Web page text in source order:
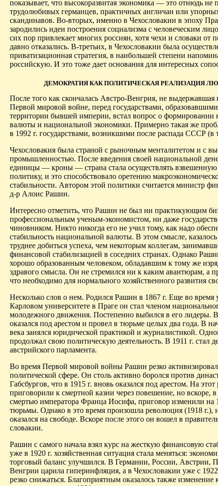
показывает, что высокоразвитая экономика — это отнюдь не
трудолюбивых германцев, практичных англичан или
скандинавов. Во-вторых, именно в Чехословакии в эпоху
зародились идеи построения социализма с человеческим
сих пор привлекает многих россиян, хотя чехи и словаки от
давно отказались. В-третьих, в Чехословакии была
приватизационная стратегия, в наибольшей степени
российскую. И это тоже дает основания для интересных
ДЕМОКРАТИЯ КАК ПОЛИТИЧЕСКАЯ РЕАЛИЗАЦИЯ
После того как скончалась Австро-Венгрия, не выдержавшая
Первой мировой войне, перед государствами,
территории бывшей империи, встал вопрос о формировании
валюты и национальной экономики. Примерно такая же
в 1992 г. государствами, возникшими после распада СССР (в
Чехословакия была страной с рыночным менталитетом и с
промышленностью. После введения своей национальной
единицы — кроны — страна стала осуществлять
политику, и это способствовало оретению
стабильности. Автором этой политики считается министр
д-р Алоис Рашин.
Интересно отметить, что Рашин не был ни практикующим
профессиональным ученым-экономистом, ни даже
чиновником. Никто никогда его не учил тому, как надо
стабильность национальной валюты. В этом смысле,
труднее добиться успеха, чем некоторым коллегам,
финансовой стабилизацией в соседних странах. Однако
хорошо образованным человеком, обладавшим к тому же
здравого смысла. Он не стремился ни к каким авантюрам, а
что необходимо для нормального хозяйственного развития
Несколько слов о нем. Родился Рашин в 1867 г. Еще во время
Карловом университете в Праге он стал членом
молодежного движения. Постепенно выбился в его лидеры.
оказался под арестом и провел в тюрьме целых два года. В
века занялся юридической практикой и журналистикой.
продолжал свою политическую деятельность. В 1911 г. стал
австрийского парламента.
Во время Первой мировой войны Рашин резко
политиче­ской сфере. Он столь активно боролся против
Габсбургов, что в 1915 г. вновь оказался под арестом. На этот
приговорили к смертной казни через повешение, но вскоре, в
смертью императора Франца Иосифа, приговор изменили на
тюрьмы. Однако в это время произошла революция (1918 г.),
оказался на свободе. Вскоре после этого он вошел в
словакии.
Рашин с самого начала взял курс на жесткую финансовую
уже в 1920 г. хозяйственная ситуация стала меняться:
торговый баланс улучшился. В Германии, России, Австрии,
Венгрии царила гиперинфляция, а в Чехословакии уже с
резко снижаться. Благоприятным оказалось также изменение